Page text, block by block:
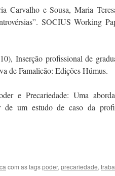
Carvalho e Sousa, Maria
SOCIUS Working
Inserção profissional de
de Famalicão: Edições Húmus.
e Precariedade: Uma
de um estudo de caso da
com as tagspoder, precariedade,